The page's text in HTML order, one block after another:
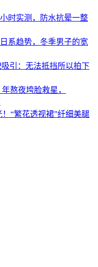
时实测，防水抗晕一整
系趋势，冬季男子的宽
引：无法抵挡所以拍下
熬夜垮脸救星，
“繁花透视裙”纤细美腿